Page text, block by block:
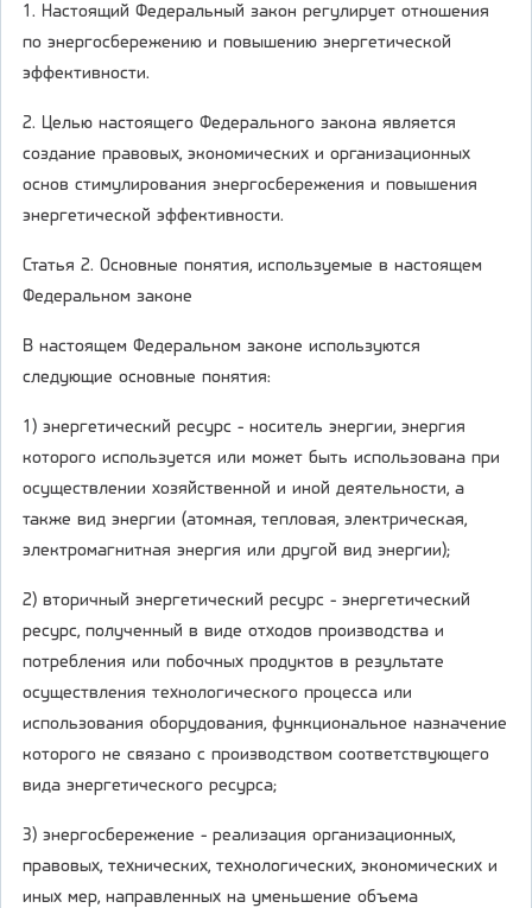
1. Настоящий Федеральный закон регулирует отношения
по энергосбережению и повышению энергетической
эффективности.
2. Целью настоящего Федерального закона является
создание правовых, экономических и организационных
основ стимулирования энергосбережения и повышения
энергетической эффективности.
Статья 2. Основные понятия, используемые в настоящем
Федеральном законе
В настоящем Федеральном законе используются
следующие основные понятия:
1) энергетический ресурс - носитель энергии, энергия
которого используется или может быть использована при
осуществлении хозяйственной и иной деятельности, а
также вид энергии (атомная, тепловая, электрическая,
электромагнитная энергия или другой вид энергии);
2) вторичный энергетический ресурс - энергетический
ресурс, полученный в виде отходов производства и
потребления или побочных продуктов в результате
осуществления технологического процесса или
использования оборудования, функциональное назначение
которого не связано с производством соответствующего
вида энергетического ресурса;
3) энергосбережение - реализация организационных,
правовых, технических, технологических, экономических и
иных мер, направленных на уменьшение объема